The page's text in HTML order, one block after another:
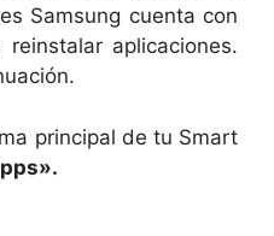
Samsung cuenta con
aplicaciones.
principal de tu Smart